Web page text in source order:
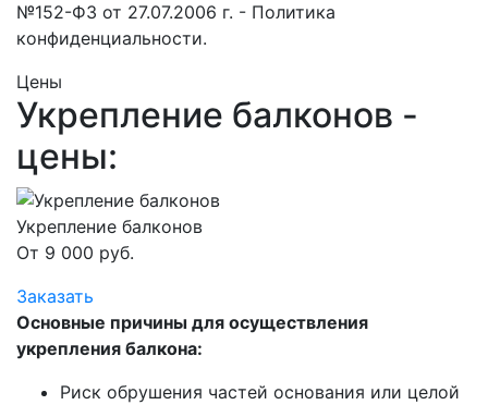
№152-ФЗ от 27.07.2006 г. - Политика
конфиденциальности.
Цены
Укрепление балконов -
цены:
Укрепление балконов
От 9 000 руб.
Заказать
Основные причины для осуществления
укрепления балкона:
Риск обрушения частей основания или целой